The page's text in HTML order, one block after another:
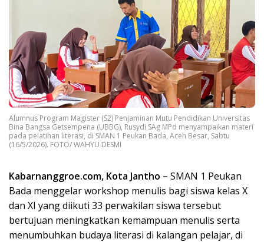
Alumnus Program Magister (S2) Penjaminan Mutu Pendidikan Universitas
Bina Bangsa Getsempena (UBBG), Rusydi SAg MPd menyampaikan materi
pada pelatihan literasi, di SMAN 1 Peukan Bada, Aceh Besar, Sabtu
(16/5/2026). FOTO/ WAHYU DESMI
Kabarnanggroe.com, Kota Jantho – SMAN 1 Peukan
Bada menggelar workshop menulis bagi siswa kelas X
dan XI yang diikuti 33 perwakilan siswa tersebut
bertujuan meningkatkan kemampuan menulis serta
menumbuhkan budaya literasi di kalangan pelajar, di